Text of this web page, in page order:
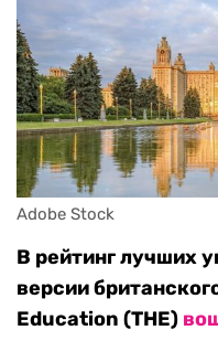
Adobe Stock
В рейтинг лучших
версии
Education (THE)